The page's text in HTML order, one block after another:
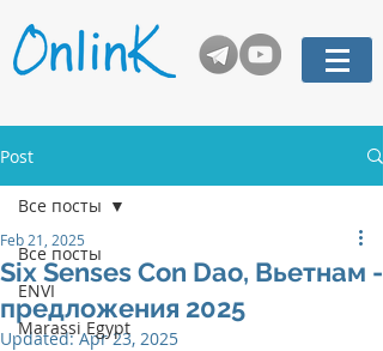
Post
Все посты
ENVI
Marassi Egypt
Все посты
Six Senses Con Dao, Вьетнам -
предложения 2025
Feb 21, 2025
Updated:Apr 23, 2025